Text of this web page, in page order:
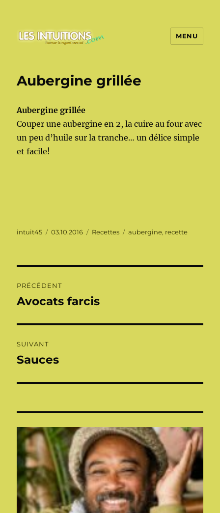
MENU
Aubergine grillée
Aubergine grillée
Couper une aubergine en 2, la cuire au four avec
un peu d’huile sur la tranche… un délice simple
et facile!
Auteur
intuit45
Publié
03.10.2016 Catégories
Recettes Étiquettes
aubergine, recette
de
PRÉCÉDENT
Publication
Avocats farcis
SUIVANT
Publication
Sauces